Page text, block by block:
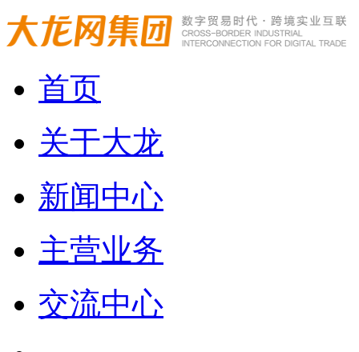
首页
关于大龙
新闻中心
主营业务
交流中心